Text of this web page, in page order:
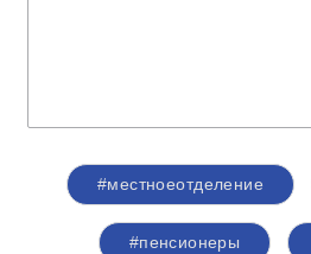
#местноеотделение
#пенсионеры